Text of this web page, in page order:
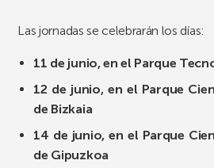
Las jornadas se celebrarán los días:
11 de junio, en el Parque
12 de junio, en el Parque
de Bizkaia
14 de junio, en el Parque
de Gipuzkoa